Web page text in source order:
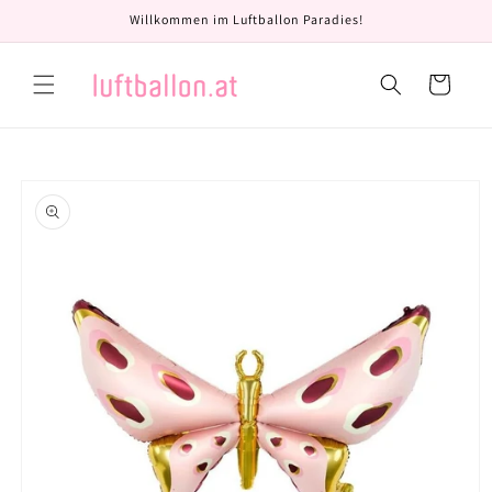
Inhalt
Willkommen im Luftballon Paradies!
Warenkorb